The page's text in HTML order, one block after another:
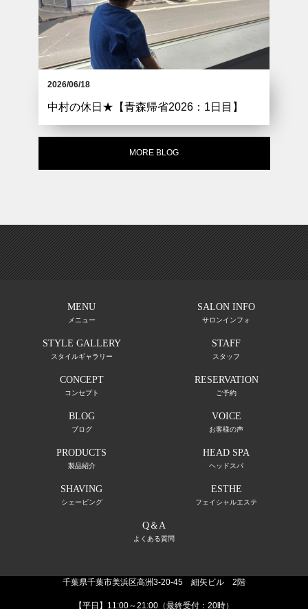
2026/06/18
中村の休日★【青森帰省2026：1日目】
MORE BLOG
MENU
メニュー
SALON INFO
サロンインフォ
STYLE GALLERY
スタイルギャラリー
STAFF
スタッフ
CONCEPT
コンセプト
RESERVATION
ご予約
BLOG
ブログ
VOICE
お客様の声
PRODUCTS
製品紹介
HEAD SPA
ヘッドスパ
SHAVING
シェービング
ESTHE
フェイシャルエステ
Q＆A
よくある質問
千葉県千葉市美浜区高洲3-20-45 細矢ビル 2階
【平日】11:00～21:00（最終受付：20時）